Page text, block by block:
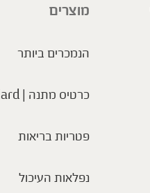
מוצרים
הנמכרים ביותר
כרטיס מתנה | Gift Card
פטריות בריאות
נפלאות העיכול